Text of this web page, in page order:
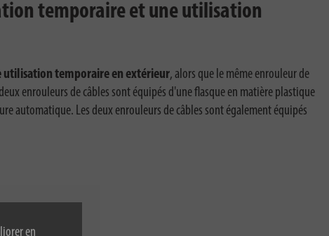
en
temporaire et une utilisation
utilisation temporaire en extérieur, alors que le même enrouleur de
deux enrouleurs de câbles sont équipés d'une flasque en matière plastique
automatique. Les deux enrouleurs de câbles sont également équipés